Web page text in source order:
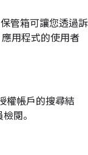
管箱可讓您透過訴
用程式的使用者
權帳戶的搜尋結
閱。